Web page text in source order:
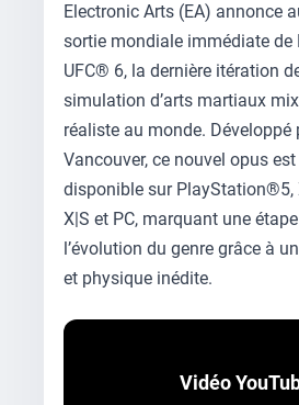
Electronic Arts (EA) annonce
sortie mondiale immédiate de
UFC® 6, la dernière itération
simulation d’arts martiaux
réaliste au monde. Développé
Vancouver, ce nouvel opus
disponible sur PlayStation®5,
X|S et PC, marquant une
l’évolution du genre grâce à
et physique inédite.
Vidéo